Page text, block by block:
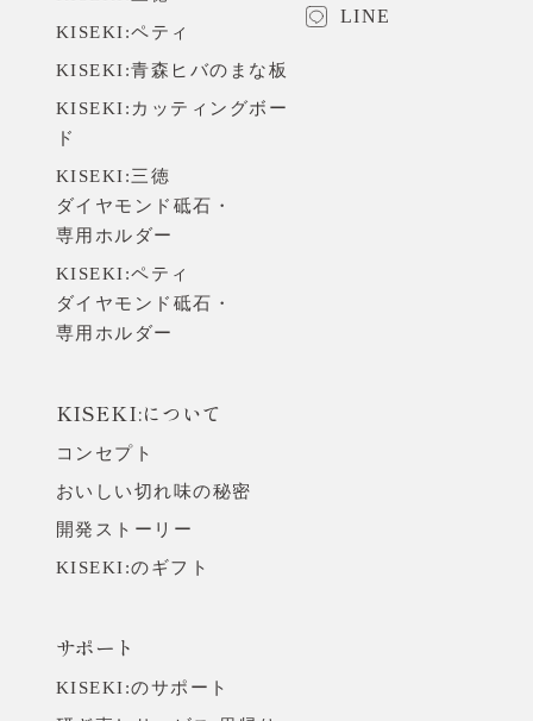
KISEKI:のギフト
サポート
KISEKI:のサポート
研ぎ直しサービス 里帰り
よくあるご質問
お問い合わせ
お知らせ
旅する包丁
工場体験のご予約
メールでのお問い合わせ
LINE
KISEKI:ペティ
KISEKI:青森ヒバのまな板
KISEKI:カッティングボー
ド
KISEKI:三徳
ダイヤモンド砥石・
専用ホルダー
KISEKI:ペティ
ダイヤモンド砥石・
専用ホルダー
KISEKI:について
コンセプト
おいしい切れ味の秘密
開発ストーリー
KISEKI:のギフト
サポート
KISEKI:のサポート